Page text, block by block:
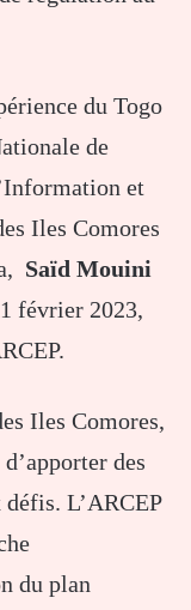
du Togo
de
et
Iles Comores
Saïd Mouini
février 2023,
Iles Comores,
des
L’ARCEP
du plan